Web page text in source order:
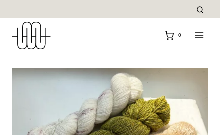
Inhalt
0